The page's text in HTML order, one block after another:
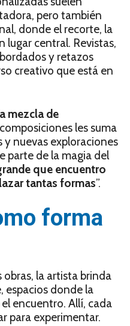
pero también
donde el recorte, la
lugar central. Revistas,
y retazos
creativo que está en
mezcla de
composiciones les suma
y nuevas exploraciones
parte de la magia del
que encuentro
tantas formas”.
forma
obras, la artista brinda
espacios donde la
encuentro. Allí, cada
para experimentar.